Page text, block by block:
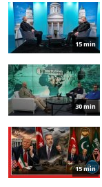
15 min
30 min
15 min